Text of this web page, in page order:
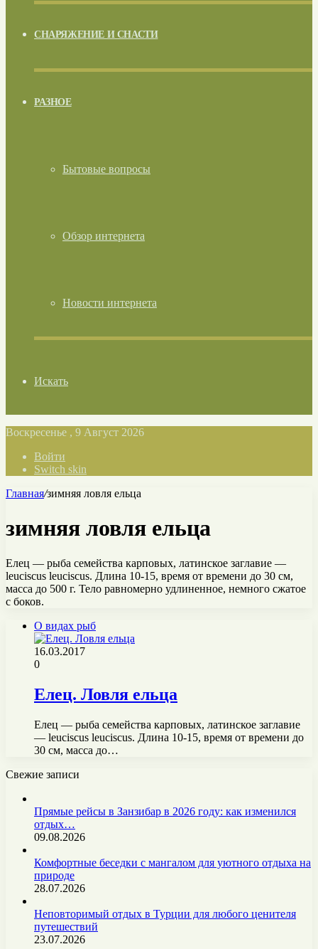
СНАРЯЖЕНИЕ И СНАСТИ
РАЗНОЕ
Бытовые вопросы
Обзор интернета
Новости интернета
Искать
Воскресенье , 9 Август 2026
Войти
Switch skin
Главная/зимняя ловля ельца
зимняя ловля ельца
Елец — рыба семейства карповых, латинское заглавие —
leuciscus leuciscus. Длина 10-15, время от времени до 30 см,
масса до 500 г. Тело равномерно удлиненное, немного сжатое
с боков.
О видах рыб
16.03.2017
0
Елец. Ловля ельца
Елец — рыба семейства карповых, латинское заглавие
— leuciscus leuciscus. Длина 10-15, время от времени до
30 см, масса до…
Свежие записи
Прямые рейсы в Занзибар в 2026 году: как изменился
отдых…
09.08.2026
Комфортные беседки с мангалом для уютного отдыха на
природе
28.07.2026
Неповторимый отдых в Турции для любого ценителя
путешествий
23.07.2026